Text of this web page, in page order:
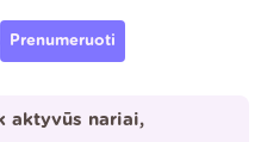
Prenumeruoti
aktyvūs nariai,